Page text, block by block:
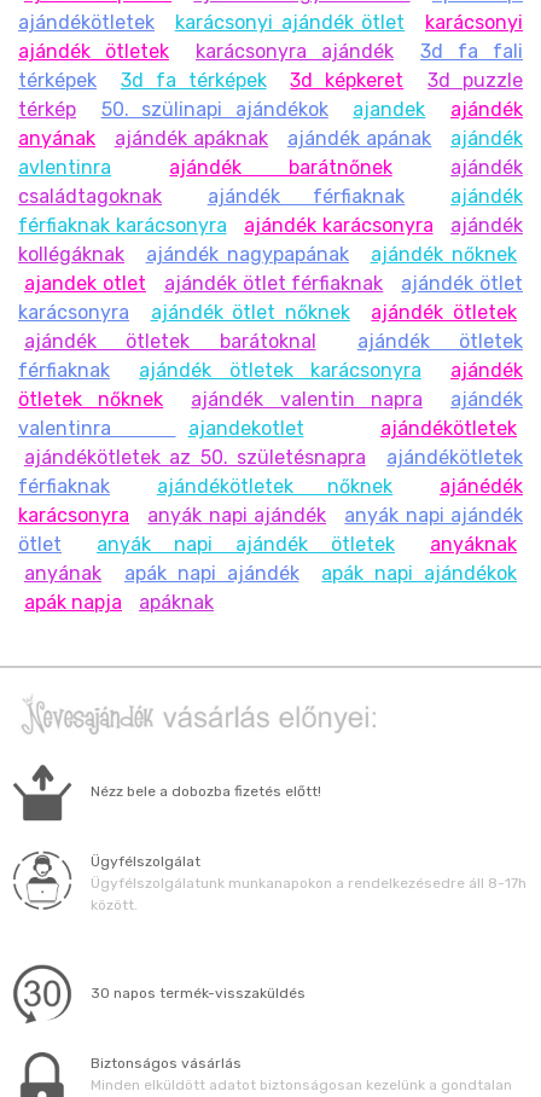
ajándékötletek
karácsonyi ajándék ötlet
karácsonyi
ajándék ötletek
karácsonyra ajándék
3d fa fali
térképek
3d fa térképek 3d képkeret
3d puzzle
térkép
50. szülinapi ajándékok ajandek
ajándék
anyának
ajándék apáknak ajándék apának
ajándék
avlentinra
ajándék barátnőnek
ajándék
családtagoknak
ajándék férfiaknak
ajándék
férfiaknak karácsonyra
ajándék karácsonyra
ajándék
kollégáknak
ajándék nagypapának
ajándék nőknek
ajandek otlet
ajándék ötlet férfiaknak
ajándék ötlet
karácsonyra
ajándék ötlet nőknek
ajándék ötletek
ajándék ötletek barátoknal
ajándék ötletek
férfiaknak
ajándék ötletek karácsonyra
ajándék
ötletek nőknek
ajándék valentin napra
ajándék
valentinra
ajandekotlet
ajándékötletek
ajándékötletek az 50. születésnapra
ajándékötletek
férfiaknak
ajándékötletek nőknek
ajánédék
karácsonyra
anyák napi ajándék
anyák napi ajándék
ötlet
anyák napi ajándék ötletek
anyáknak
anyának
apák napi ajándék
apák napi ajándékok
apák napja
apáknak
Nézz bele a dobozba fizetés előtt!
Ügyfélszolgálat
Ügyfélszolgálatunk munkanapokon a rendelkezésedre áll 8-17h
között.
30 napos termék-visszaküldés
Biztonságos vásárlás
Minden elküldött adatot biztonságosan kezelünk a gondtalan